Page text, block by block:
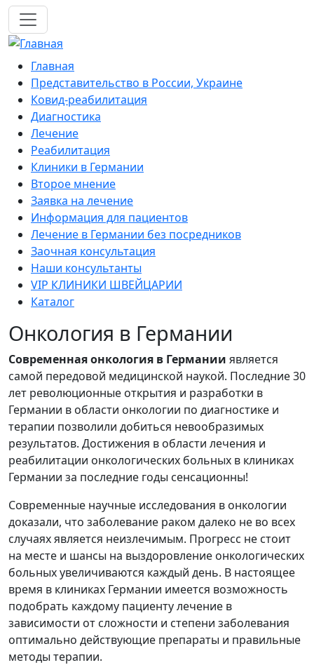
Перейти к основному содержанию
Mobile navigation
Главная
Представительство в России, Украине
Ковид-реабилитация
Диагностика
Лечение
Реабилитация
Клиники в Германии
Второе мнение
Заявка на лечение
Информация для пациентов
Лечение в Германии без посредников
Заочная консультация
Наши консультанты
VIP КЛИНИКИ ШВЕЙЦАРИИ
Каталог
Онкология в Германии
Современная онкология в Германии является
самой передовой медицинской наукой. Последние 30
лет революционные открытия и разработки в
Германии в области онкологии по диагностике и
терапии позволили добиться невообразимых
результатов. Достижения в области лечения и
реабилитации онкологических больных в клиниках
Германии за последние годы сенсационны!
Современные научные исследования в онкологии
доказали, что заболевание раком далеко не во всех
случаях является неизлечимым. Прогресс не стоит
на месте и шансы на выздоровление онкологических
больных увеличиваются каждый день. В настоящее
время в клиниках Германии имеется возможность
подобрать каждому пациенту лечение в
зависимости от сложности и степени заболевания
оптимально действующие препараты и правильные
методы терапии.